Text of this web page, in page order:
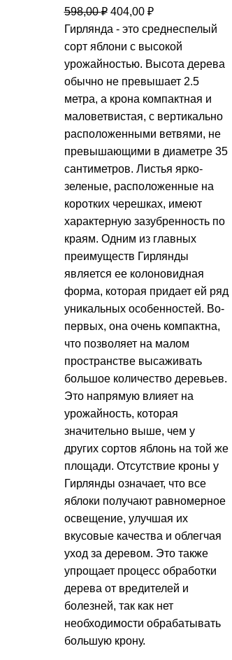
598,00₽ 404,00 ₽
Гирлянда - это среднеспелый
сорт яблони с высокой
урожайностью. Высота дерева
обычно не превышает 2.5
метра, а крона компактная и
маловетвистая, с вертикально
расположенными ветвями, не
превышающими в диаметре 35
сантиметров. Листья ярко-
зеленые, расположенные на
коротких черешках, имеют
характерную зазубренность по
краям. Одним из главных
преимуществ Гирлянды
является ее колоновидная
форма, которая придает ей ряд
уникальных особенностей. Во-
первых, она очень компактна,
что позволяет на малом
пространстве высаживать
большое количество деревьев.
Это напрямую влияет на
урожайность, которая
значительно выше, чем у
других сортов яблонь на той же
площади. Отсутствие кроны у
Гирлянды означает, что все
яблоки получают равномерное
освещение, улучшая их
вкусовые качества и облегчая
уход за деревом. Это также
упрощает процесс обработки
дерева от вредителей и
болезней, так как нет
необходимости обрабатывать
большую крону.